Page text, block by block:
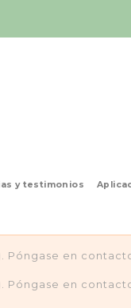
y testimonios
Póngase en
Póngase en